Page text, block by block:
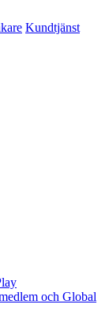
Kundtjänst